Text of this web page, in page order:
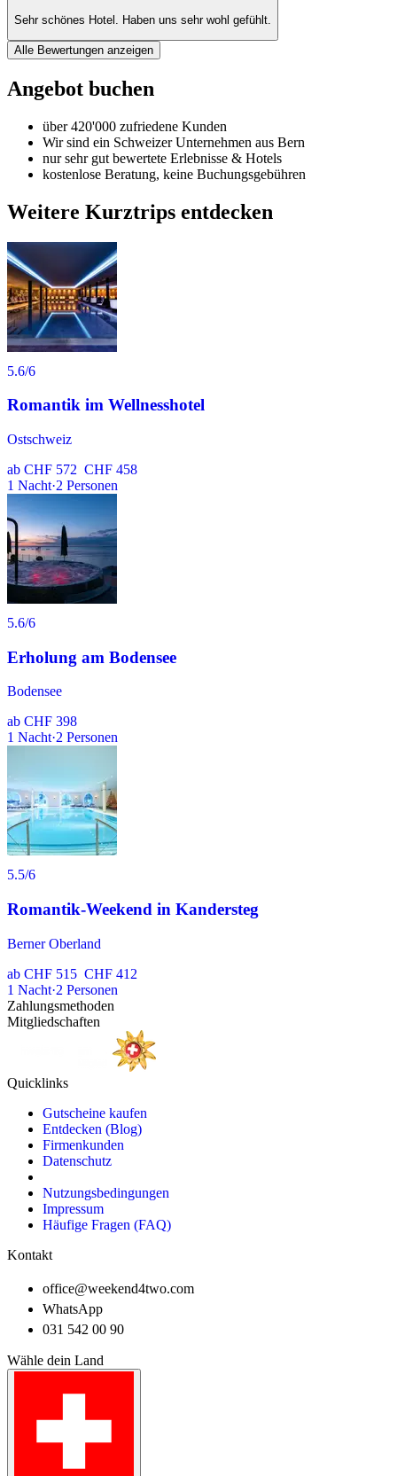
Sehr schönes Hotel. Haben uns sehr wohl gefühlt.
Alle Bewertungen anzeigen
Angebot buchen
über 420'000 zufriedene Kunden
Wir sind ein Schweizer Unternehmen aus Bern
nur sehr gut bewertete Erlebnisse & Hotels
kostenlose Beratung, keine Buchungsgebühren
Weitere Kurztrips entdecken
5.6/6
Romantik im Wellnesshotel
Ostschweiz
ab CHF 572 CHF 458
1 Nacht·2 Personen
5.6/6
Erholung am Bodensee
Bodensee
ab CHF 398
1 Nacht·2 Personen
5.5/6
Romantik-Weekend in Kandersteg
Berner Oberland
ab CHF 515 CHF 412
1 Nacht·2 Personen
Zahlungsmethoden
Mitgliedschaften
Quicklinks
Gutscheine kaufen
Entdecken (Blog)
Firmenkunden
Datenschutz
Nutzungsbedingungen
Impressum
Häufige Fragen (FAQ)
Kontakt
office@weekend4two.com
WhatsApp
031 542 00 90
Wähle dein Land